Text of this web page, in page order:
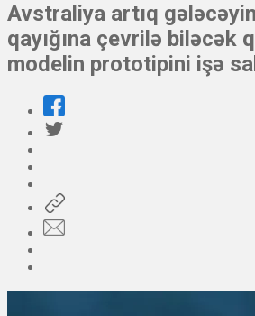
Avstraliya artıq
qayığına çevrilə biləcək
modelin prototipini işə